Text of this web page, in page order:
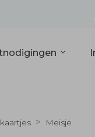
Meisje